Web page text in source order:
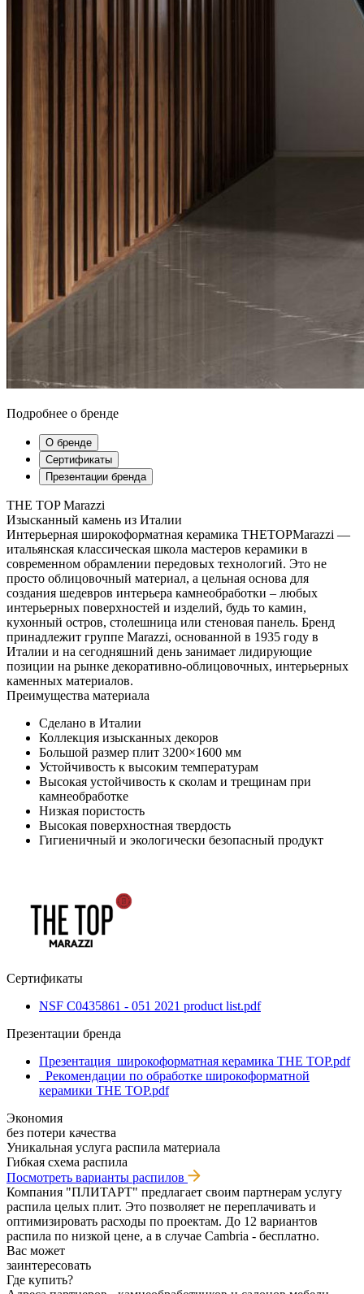
Подробнее о бренде
О бренде
Сертификаты
Презентации бренда
THE TOP Marazzi
Изысканный камень из Италии
Интерьерная широкоформатная керамика THETOPMarazzi —
итальянская классическая школа мастеров керамики в
современном обрамлении передовых технологий. Это не
просто облицовочный материал, а цельная основа для
создания шедевров интерьера камнеобработки – любых
интерьерных поверхностей и изделий, будь то камин,
кухонный остров, столешница или стеновая панель. Бренд
принадлежит группе Marazzi, основанной в 1935 году в
Италии и на сегодняшний день занимает лидирующие
позиции на рынке декоративно-облицовочных, интерьерных
каменных материалов.
Преимущества материала
Сделано в Италии
Коллекция изысканных декоров
Большой размер плит 3200×1600 мм
Устойчивость к высоким температурам
Высокая устойчивость к сколам и трещинам при
камнеобработке
Низкая пористость
Высокая поверхностная твердость
Гигиеничный и экологически безопасный продукт
Сертификаты
NSF C0435861 - 051 2021 product list.pdf
Презентации бренда
Презентация_широкоформатная керамика THE TOP.pdf
_Рекомендации по обработке широкоформатной
керамики THE TOP.pdf
Экономия
без потери качества
Уникальная услуга распила материала
Гибкая схема распила
Посмотреть варианты распилов
Компания "ПЛИТАРТ" предлагает своим партнерам услугу
распила целых плит. Это позволяет не переплачивать и
оптимизировать расходы по проектам. До 12 вариантов
распила по низкой цене, а в случае Cambria - бесплатно.
Вас может
заинтересовать
Где купить?